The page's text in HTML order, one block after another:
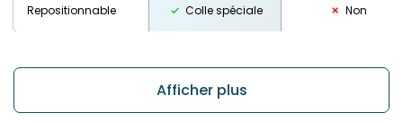
Repositionnable Colle spéciale Non
Afficher plus